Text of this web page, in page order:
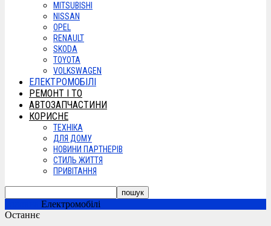
MITSUBISHI
NISSAN
OPEL
RENAULT
SKODA
TOYOTA
VOLKSWAGEN
ЕЛЕКТРОМОБІЛІ
РЕМОНТ І ТО
АВТОЗАПЧАСТИНИ
КОРИСНЕ
ТЕХНІКА
ДЛЯ ДОМУ
НОВИНИ ПАРТНЕРІВ
СТИЛЬ ЖИТТЯ
ПРИВІТАННЯ
Електромобілі
Останнє